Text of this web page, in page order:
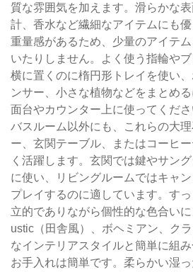
質な雰囲気を加えます。滑らかな
計、香水など繊細なアイテムにも
重量感があるため、少量のアイテ
いたりしません。よく使う指輪や
横に置くのに楕円形トレイを使い
ンサー、小さな植物などをまとめ
面台やカウンター上に使ってくださ
バスルーム以外にも、これらの大
ー、玄関テーブル、またはコーヒ
く活躍します。玄関では鍵やサン
に使い、リビングルームではキャ
プレイするのに適しています。す
立的でありながら個性的な色合い
ustic（田舎風）、ボヘミアン、ク
なインテリアスタイルと簡単に組み
お手入れは簡単です。柔らかい湿